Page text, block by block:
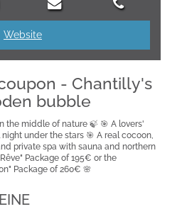
Website
- Chantilly's
bubble
the middle of nature 🍃 🎯 A lovers'
under the stars 🎯 A real cocoon,
private spa with sauna and northern
Package of 195€ or the
Package of 260€ 🌸